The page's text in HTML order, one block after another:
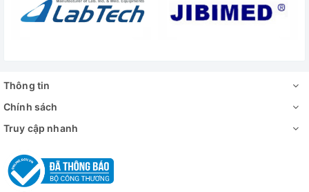
Giao diện thẻ TF tối đa
Tỷ lệ thu phóng
Độ phóng đại 0,11X-2X (khoảng 5x-
Khoảng cách
làm việc
Thông tin
Chính sách
Truy cập nhanh